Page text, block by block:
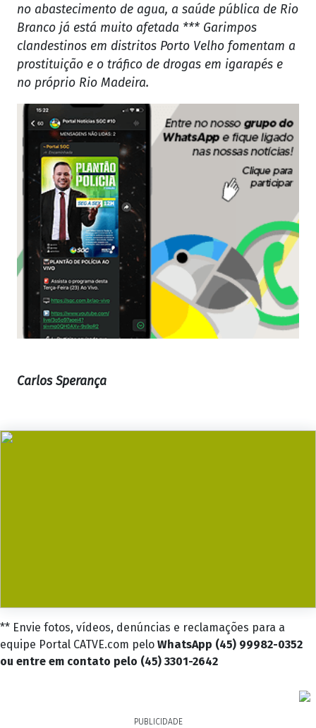
no abastecimento de agua, a saúde pública de Rio
Branco já está muito afetada *** Garimpos
clandestinos em distritos Porto Velho fomentam a
prostituição e o tráfico de drogas em igarapés e
no próprio Rio Madeira.
Carlos Sperança
** Envie fotos, vídeos, denúncias e reclamações para a
equipe Portal CATVE.com pelo WhatsApp (45) 99982-0352
ou entre em contato pelo (45) 3301-2642
PUBLICIDADE